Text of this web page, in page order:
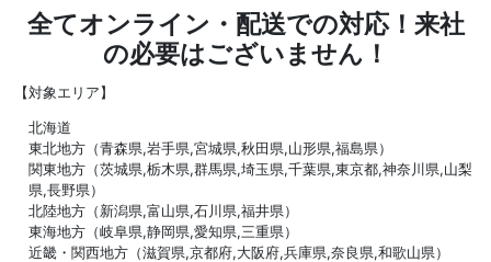
全てオンライン・配送での対応！来社
の必要はございません！
【対象エリア】
北海道
東北地方（青森県,岩手県,宮城県,秋田県,山形県,福島県）
関東地方（茨城県,栃木県,群馬県,埼玉県,千葉県,東京都,神奈川県,山梨
県,長野県）
北陸地方（新潟県,富山県,石川県,福井県）
東海地方（岐阜県,静岡県,愛知県,三重県）
近畿・関西地方（滋賀県,京都府,大阪府,兵庫県,奈良県,和歌山県）